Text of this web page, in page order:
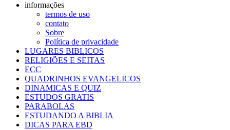
informações
termos de uso
contato
Sobre
Política de privacidade
LUGARES BIBLICOS
RELIGIÕES E SEITAS
ECC
QUADRINHOS EVANGELICOS
DINAMICAS E QUIZ
ESTUDOS GRATIS
PARABOLAS
ESTUDANDO A BIBLIA
DICAS PARA EBD